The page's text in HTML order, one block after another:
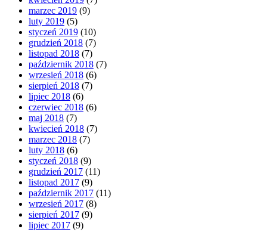
marzec 2019 (9)
luty 2019 (5)
styczeń 2019 (10)
grudzień 2018 (7)
listopad 2018 (7)
październik 2018 (7)
wrzesień 2018 (6)
sierpień 2018 (7)
lipiec 2018 (6)
czerwiec 2018 (6)
maj 2018 (7)
kwiecień 2018 (7)
marzec 2018 (7)
luty 2018 (6)
styczeń 2018 (9)
grudzień 2017 (11)
listopad 2017 (9)
październik 2017 (11)
wrzesień 2017 (8)
sierpień 2017 (9)
lipiec 2017 (9)